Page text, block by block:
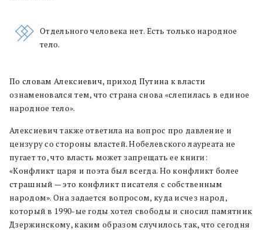
Отдельного человека нет. Есть только народное
тело.
По словам Алексиевич, приход Путина к власти
ознаменовался тем, что страна снова «слепилась в единое
народное тело».
Алексиевич также ответила на вопрос про давление и
цензуру со стороны властей. Нобелевского лауреата не
пугает то, что власть может запрещать ее книги:
«Конфликт царя и поэта был всегда. Но конфликт более
страшный — это конфликт писателя с собственным
народом». Она задается вопросом, куда исчез народ,
который в 1990-ые годы хотел свободы и сносил памятник
Дзержинскому, каким образом случилось так, что сегодня